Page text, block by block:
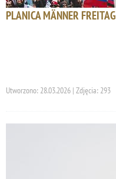
PLANICA MÄNNER FREITAG
Utworzono: 28.03.2026 | Zdjęcia: 293